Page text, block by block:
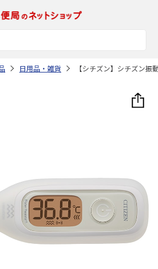
日用品・雑貨 【シチズン】シチズン